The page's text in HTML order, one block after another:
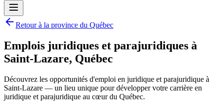
Retour à la province du Québec
Emplois juridiques et parajuridiques à
Saint-Lazare, Québec
Découvrez les opportunités d'emploi en juridique et parajuridique à
Saint-Lazare — un lieu unique pour développer votre carrière en
juridique et parajuridique au cœur du Québec.